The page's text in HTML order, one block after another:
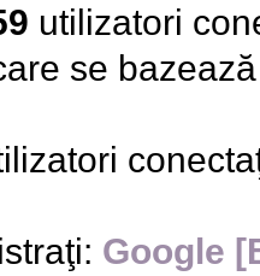
utilizatori
se
Google